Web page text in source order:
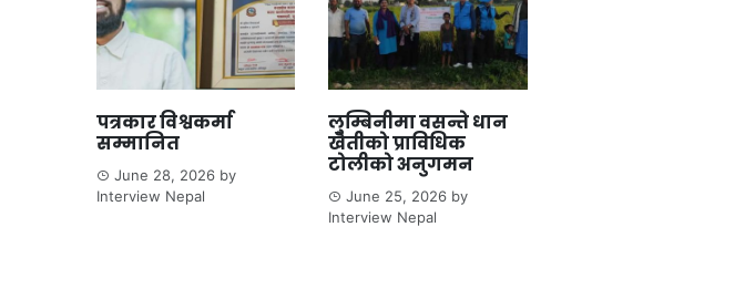
पत्रकार विश्वकर्मा
सम्मानित
June 28, 2026 by
Interview Nepal
लुम्बिनीमा वसन्ते धान
खेतीको प्राविधिक
टोलीको अनुगमन
June 25, 2026 by
Interview Nepal